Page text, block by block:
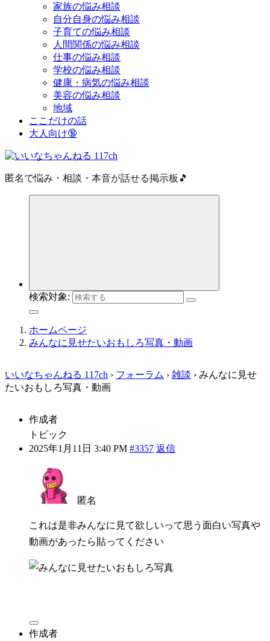
家族の悩み相談
自分自身の悩み相談
子育ての悩み相談
人間関係の悩み相談
仕事の悩み相談
学校の悩み相談
健康・病気の悩み相談
美容の悩み相談
地域
ここだけの話
大人向け🔞
匿名で悩み・相談・本音が話せる掲示板🎵
検索対象:
ホームページ
みんなに見せたいおもしろ写真・動画
いいなちゃんねる 117ch › フォーラム › 雑談 › みんなに見せ
たいおもしろ写真・動画
作成者
トピック
2025年1月11日 3:40 PM #3357 返信
匿名
これは是非みんなに見て欲しいって思う面白い写真や
動画があったら貼ってください
作成者